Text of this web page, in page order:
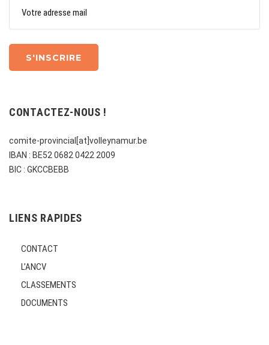
CONTACTEZ-NOUS !
comite-provincial[at]volleynamur.be
IBAN : BE52 0682 0422 2009
BIC : GKCCBEBB
LIENS RAPIDES
CONTACT
L’ANCV
CLASSEMENTS
DOCUMENTS